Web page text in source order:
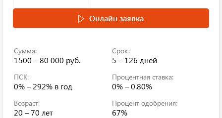
Онлайн заявка
Сумма:
1500 – 80 000 руб.
Срок:
5 – 126 дней
ПСК:
0% – 292% в год
Процентная ставка:
0% – 0.80%
Возраст:
20 – 70 лет
Процент одобрения:
67%